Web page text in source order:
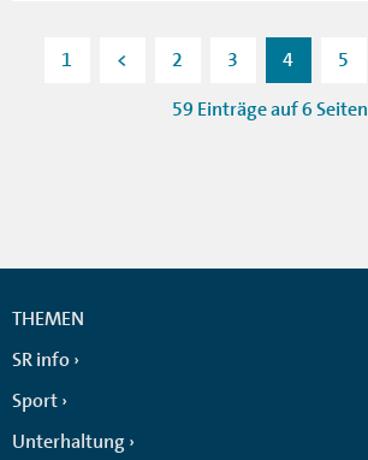
1 < 2 3 4 5
59 Einträge auf 6 Seiten
THEMEN
SR info
Sport
Unterhaltung